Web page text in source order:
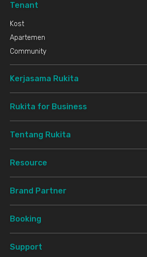
Tenant
Kost
Apartemen
Community
Kerjasama Rukita
Rukita for Business
Tentang Rukita
Resource
Brand Partner
Booking
Support